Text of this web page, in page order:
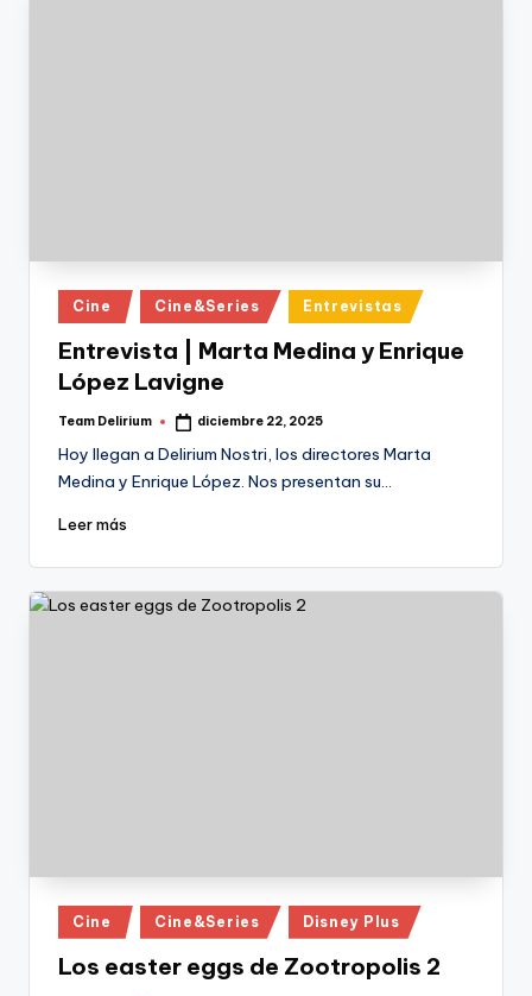
Publicado
en
Cine Cine&Series Entrevistas
Entrevista | Marta Medina y Enrique
López Lavigne
Publicado
Team Delirium diciembre 22, 2025
Hoy llegan a Delirium Nostri, los directores Marta
Medina y Enrique López. Nos presentan su…
Leer más
Publicado
en
Cine Cine&Series Disney Plus
Los easter eggs de Zootropolis 2